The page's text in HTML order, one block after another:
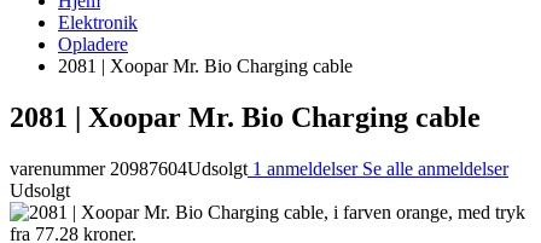
Elektronik
Opladere
2081 | Xoopar Mr. Bio Charging cable
2081 | Xoopar Mr. Bio Charging cable
varenummer 20987604Udsolgt 1 anmeldelser Se alle anmeldelser
Udsolgt